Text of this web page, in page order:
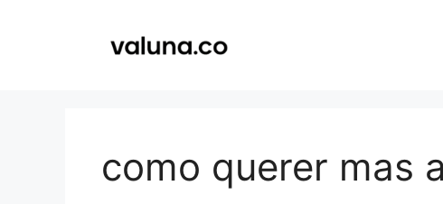
como querer mas